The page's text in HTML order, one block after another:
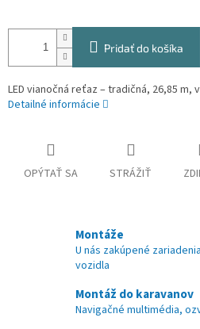
Pridať do košíka
LED vianočná reťaz – tradičná, 26,85 m,
Detailné informácie
OPÝTAŤ SA STRÁŽIŤ
Montáže
U nás zakúpené
vozidla
Montáž do karavanov
Navigačné multimédia,